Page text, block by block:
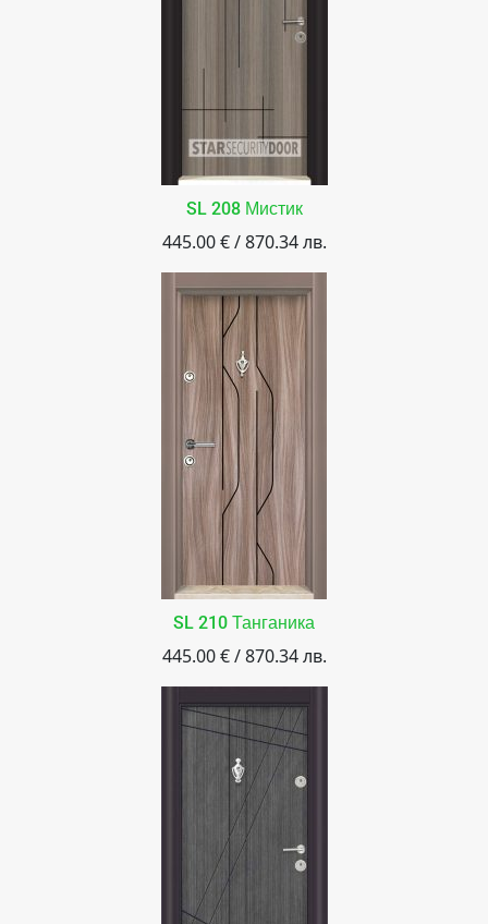
SL 208 Мистик
445.00 € / 870.34 лв.
SL 210 Танганика
445.00 € / 870.34 лв.